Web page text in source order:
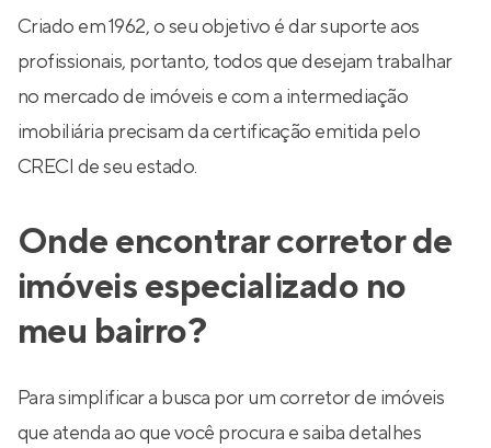
Criado em 1962, o seu objetivo é dar suporte aos
profissionais, portanto, todos que desejam trabalhar
no mercado de imóveis e com a intermediação
imobiliária precisam da certificação emitida pelo
CRECI de seu estado.
Onde encontrar corretor de
imóveis especializado no
meu bairro?
Para simplificar a busca por um corretor de imóveis
que atenda ao que você procura e saiba detalhes